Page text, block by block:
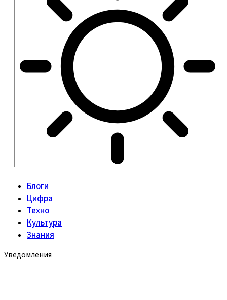
Блоги
Цифра
Техно
Культура
Знания
Уведомления